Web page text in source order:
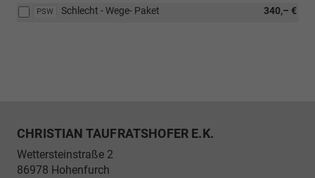
PSW 340,– €
Schlecht - Wege- Paket
CHRISTIAN TAUFRATSHOFER E.K.
Wettersteinstraße 2
86978 Hohenfurch